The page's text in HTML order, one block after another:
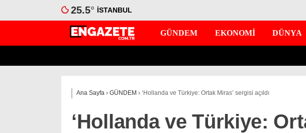
25.5° İSTANBUL
GÜNDEM EKONOMİ DÜNYA
Ana Sayfa › GÜNDEM › ‘Hollanda ve Türkiye: Ortak Miras’ sergisi açıldı
‘Hollanda ve Türkiye: